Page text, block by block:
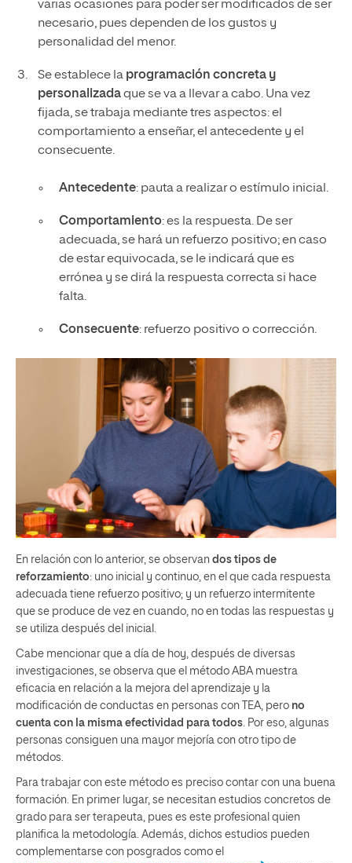
varias ocasiones para poder ser modificados de ser
necesario, pues dependen de los gustos y
personalidad del menor.
Se establece laprogramación concreta y
personalizadaque se va a llevar a cabo. Una vez
fijada, se trabaja mediante tres aspectos: el
comportamiento a enseñar, el antecedente y el
consecuente.
Antecedente: pauta a realizar o estímulo inicial.
Comportamiento: es la respuesta. De ser
adecuada, se hará un refuerzo positivo; en caso
de estar equivocada, se le indicará que es
errónea y se dirá la respuesta correcta si hace
falta.
Consecuente: refuerzo positivo o corrección.
En relación con lo anterior, se observan dos tipos de
reforzamiento: uno inicial y continuo, en el que cada respuesta
adecuada tiene refuerzo positivo; y un refuerzo intermitente
que se produce de vez en cuando, no en todas las respuestas y
se utiliza después del inicial.
Cabe mencionar que a día de hoy, después de diversas
investigaciones, se observa que el método ABA muestra
eficacia en relación a la mejora del aprendizaje y la
modificación de conductas en personas con TEA, pero no
cuenta con la misma efectividad para todos. Por eso, algunas
personas consiguen una mayor mejoría con otro tipo de
métodos.
Para trabajar con este método es preciso contar con una buena
formación. En primer lugar, se necesitan estudios concretos de
grado para ser terapeuta, pues es este profesional quien
planifica la metodología. Además, dichos estudios pueden
complementarse con posgrados como el